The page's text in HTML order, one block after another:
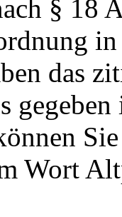
§ 18
das
Wort